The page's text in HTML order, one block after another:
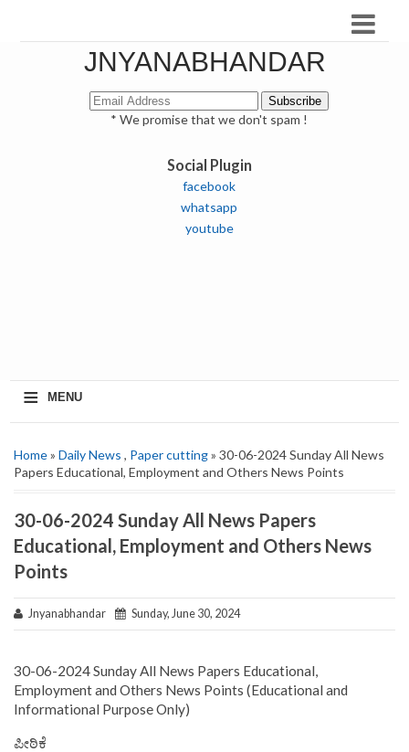
JNYANABHANDAR
* We promise that we don't spam !
Social Plugin
facebook
whatsapp
youtube
≡ MENU
Home» Daily News , Paper cutting» 30-06-2024 Sunday All News
Papers Educational, Employment and Others News Points
30-06-2024 Sunday All News Papers
Educational, Employment and Others News
Points
Jnyanabhandar Sunday, June 30, 2024
30-06-2024 Sunday All News Papers Educational,
Employment and Others News Points (Educational and
Informational Purpose Only)
ಪೀಠಿಕೆ